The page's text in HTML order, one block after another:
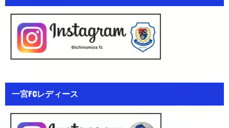
一宮FCレディース